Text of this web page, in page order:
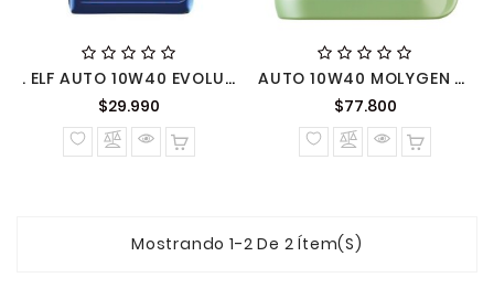
. ELF AUTO 10W40 EVOLUTION 700 STI BASED SYNTH.TECCHNO. (ACEA A3/B4,API,SN/CF) (3B.4L.CL)
$29.990
normal
AUTO 10W40 MOLYGEN NEW GENERATION 4LT 8538
$77.800Precio
normal
Mostrando 1-2 De 2 Ítem(s)